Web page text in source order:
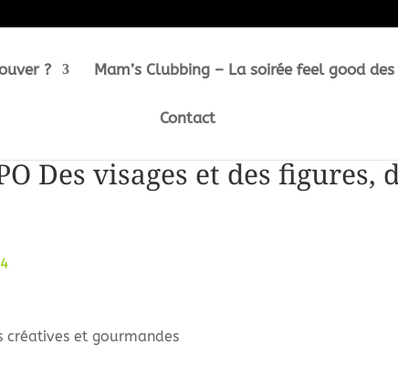
? Mam’s Clubbing – La soirée feel good
Contact
Des visages et des
et gourmandes